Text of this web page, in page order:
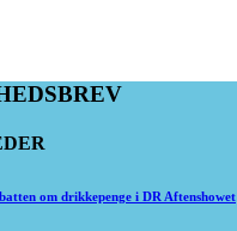
om drikkepenge i DR Aftenshowet